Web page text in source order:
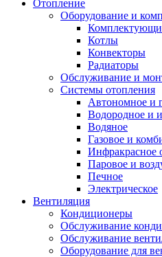
Отопление
Оборудование и
Котлы
Конвекторы
Радиаторы
Обслуживание и
Системы отопления
Автономное и
Водородное и
Водяное
Газовое и
Инфракрасное
Паровое и
Печное
Электрическое
Вентиляция
Кондиционеры
Обслуживание
Обслуживание
Оборудование для